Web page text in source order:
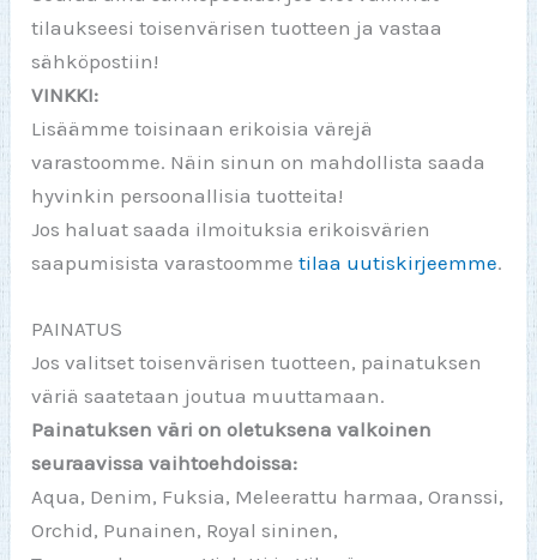
tilaukseesi toisenvärisen tuotteen ja vastaa
sähköpostiin!
VINKKI:
Lisäämme toisinaan erikoisia värejä
varastoomme. Näin sinun on mahdollista saada
hyvinkin persoonallisia tuotteita!
Jos haluat saada ilmoituksia erikoisvärien
saapumisista varastoommetilaa uutiskirjeemme.
PAINATUS
Jos valitset toisenvärisen tuotteen, painatuksen
väriä saatetaan joutua muuttamaan.
Painatuksen väri on oletuksena valkoinen
seuraavissa vaihtoehdoissa:
Aqua, Denim, Fuksia, Meleerattu harmaa, Oranssi,
Orchid, Punainen, Royal sininen,